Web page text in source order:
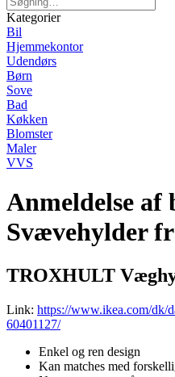
Kategorier
Bil
Hjemmekontor
Udendørs
Børn
Sove
Bad
Køkken
Blomster
Maler
VVS
Anmeldelse af
Svævehylder
TROXHULT
Link: https://www.ikea.com/dk/
60401127/
Enkel og ren design
Kan matches med